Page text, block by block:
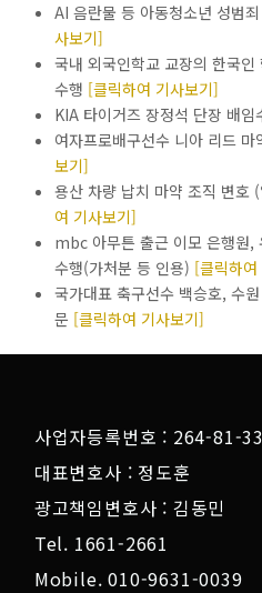
AI 음란물 등 아동청소년 성범
사보기]
국내 외국인학교 교장의 한국
수행 [클릭하여 기사보기]
KIA 타이거즈 장정석 단장 배임
여자프로배구선수 니아 리드 마
보기]
용산 차량 납치 마약 조직 변호
여 기사보기]
mbc 아무튼 출근 이모 은행원,
수행(가처분 등 인용) [클릭하
국가대표 축구선수 백승호, 수
문 [클릭하여 기사보기]
사업자등록번호 : 264-81-
대표변호사 : 정도훈
광고책임변호사 : 김동민
Tel. 1661-2661
Mobile. 010-9631-0039